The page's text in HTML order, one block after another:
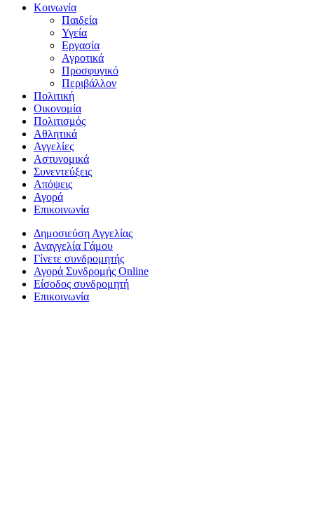
Κοινωνία
Παιδεία
Υγεία
Εργασία
Αγροτικά
Προσφυγικό
Περιβάλλον
Πολιτική
Οικονομία
Πολιτισμός
Αθλητικά
Αγγελίες
Αστυνομικά
Συνεντεύξεις
Απόψεις
Αγορά
Επικοινωνία
Δημοσιεύση Αγγελίας
Αναγγελία Γάμου
Γίνετε συνδρομητής
Αγορά Συνδρομής Online
Είσοδος συνδρομητή
Επικοινωνία